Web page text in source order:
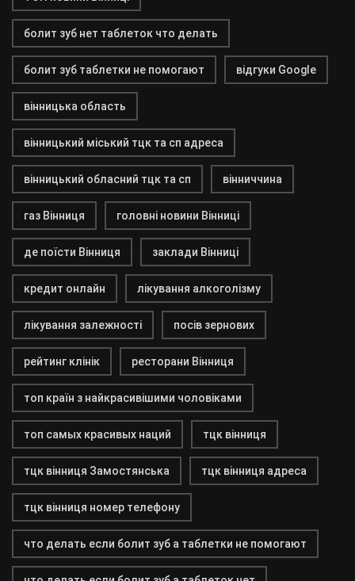
болит зуб нет таблеток что делать
болит зуб таблетки не помогают відгуки Google
вінницька область
вінницький міський тцк та сп адреса
вінницький обласний тцк та сп вінниччина
газ Вінниця головні новини Вінниці
де поїсти Вінниця заклади Вінниці
кредит онлайн лікування алкоголізму
лікування залежності посів зернових
рейтинг клінік ресторани Вінниця
топ країн з найкрасивішими чоловіками
топ самых красивых наций тцк вінниця
тцк вінниця Замостянська тцк вінниця адреса
тцк вінниця номер телефону
что делать если болит зуб а таблетки не помогают